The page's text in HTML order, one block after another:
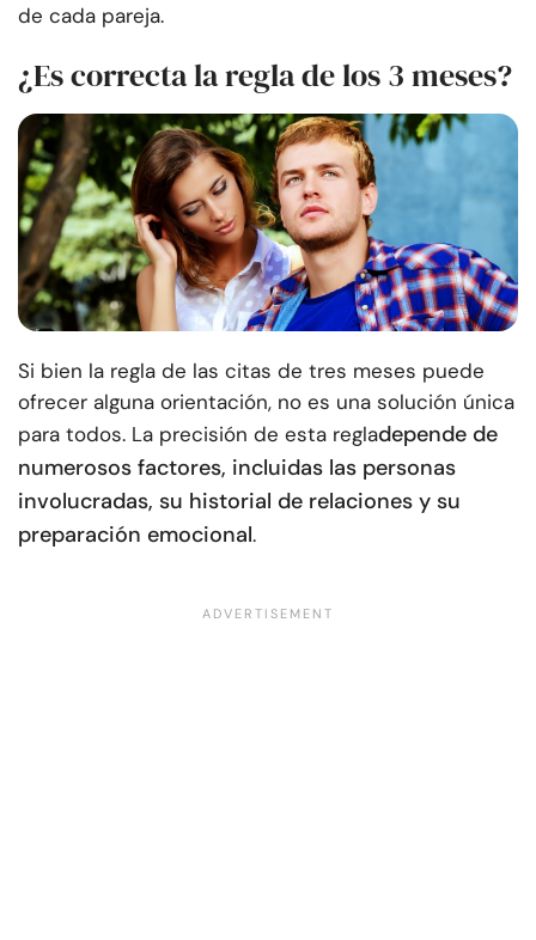
de cada pareja.
¿Es correcta la regla de los 3 meses?
Si bien la regla de las citas de tres meses puede
ofrecer alguna orientación, no es una solución única
para todos. La precisión de esta regladepende de
numerosos factores, incluidas las personas
involucradas, su historial de relaciones y su
preparación emocional.